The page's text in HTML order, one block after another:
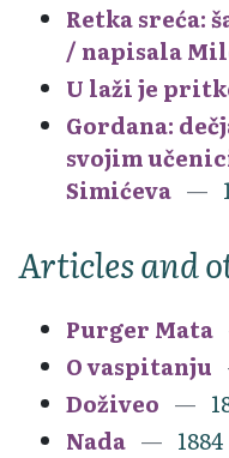
Retka sreća:
/ napisala
U laži je
Gordana:
svojim
Simićeva
Articles and
Purger Mata
O vaspitanju
Doživeo
Nada
1884